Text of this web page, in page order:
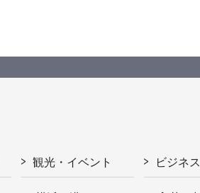
観光・イベント ビジネス